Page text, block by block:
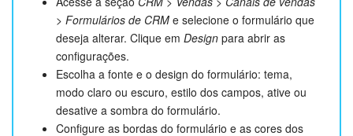
> Formulários de CRM e selecione o formulário que
deseja alterar. Clique em Design para abrir as
configurações.
Escolha a fonte e o design do formulário: tema,
modo claro ou escuro, estilo dos campos, ative ou
desative a sombra do formulário.
Configure as bordas do formulário e as cores dos